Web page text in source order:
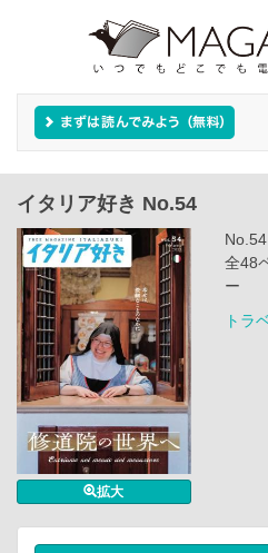
イタリア好き No.54
拡大
No.54
全48
ー
トラ